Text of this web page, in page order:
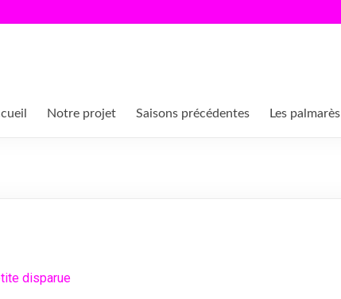
Notre projet Saisons précédentes Les palmarès